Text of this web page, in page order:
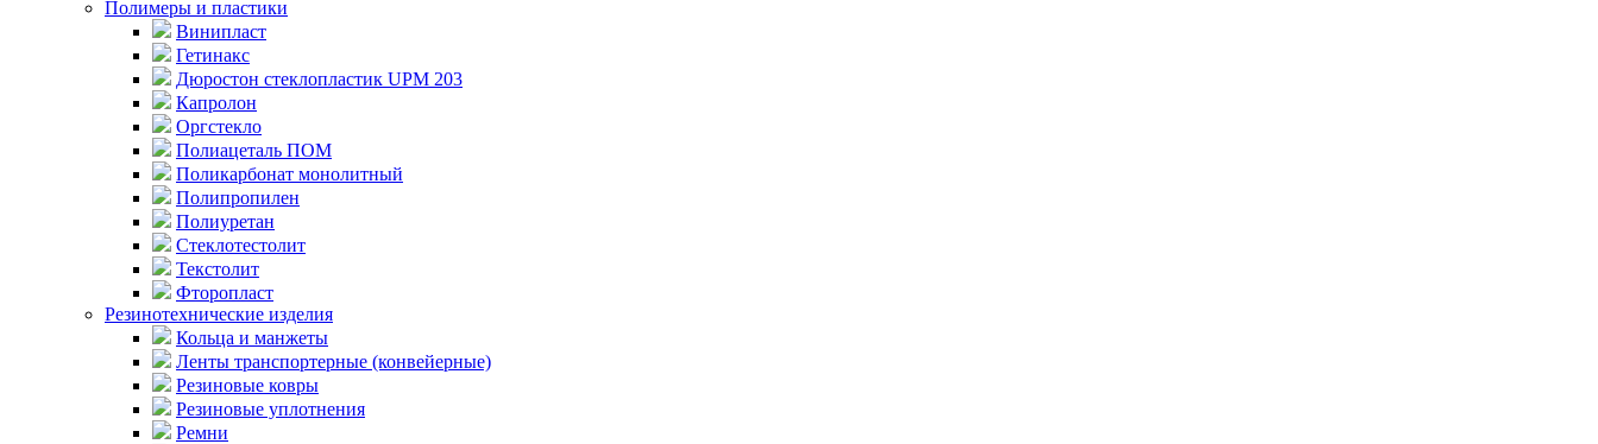
Полимеры и пластики
Винипласт
Гетинакс
Дюростон стеклопластик UPM 203
Капролон
Оргстекло
Полиацеталь ПОМ
Поликарбонат монолитный
Полипропилен
Полиуретан
Стеклотестолит
Текстолит
Фторопласт
Резинотехнические изделия
Кольца и манжеты
Ленты транспортерные (конвейерные)
Резиновые ковры
Резиновые уплотнения
Ремни